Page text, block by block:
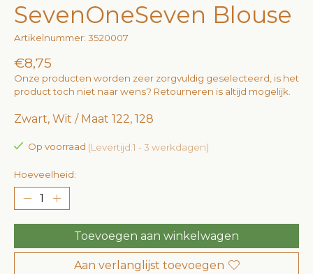
SevenOneSeven Blouse
Artikelnummer: 3520007
€8,75
Onze producten worden zeer zorgvuldig geselecteerd, is het
product toch niet naar wens? Retourneren is altijd mogelijk.
Zwart, Wit / Maat 122, 128
Op voorraad (Levertijd:1 - 3 werkdagen)
Hoeveelheid:
Toevoegen aan winkelwagen
Aan verlanglijst toevoegen